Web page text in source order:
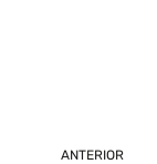
ANTERIOR